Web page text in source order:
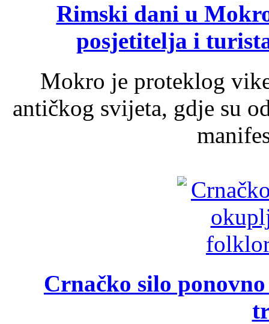
Rimski dani u
posjetitelja i
Mokro je proteklog
antičkog svijeta, gdje su
Crnačko silo